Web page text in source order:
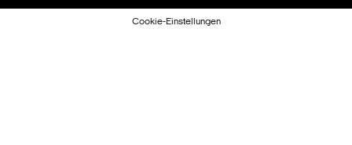
Cookie-Einstellungen